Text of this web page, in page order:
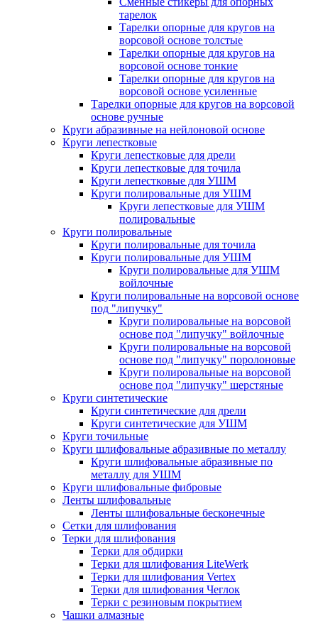
тарелок
Тарелки опорные для кругов на
ворсовой основе толстые
Тарелки опорные для кругов на
ворсовой основе тонкие
Тарелки опорные для кругов на
ворсовой основе усиленные
Тарелки опорные для кругов на ворсовой
основе ручные
Круги абразивные на нейлоновой основе
Круги лепестковые
Круги лепестковые для дрели
Круги лепестковые для точила
Круги лепестковые для УШМ
Круги полировальные для УШМ
Круги лепестковые для УШМ
полировальные
Круги полировальные
Круги полировальные для точила
Круги полировальные для УШМ
Круги полировальные для УШМ
войлочные
Круги полировальные на ворсовой основе
под "липучку"
Круги полировальные на ворсовой
основе под "липучку" войлочные
Круги полировальные на ворсовой
основе под "липучку" поролоновые
Круги полировальные на ворсовой
основе под "липучку" шерстяные
Круги синтетические
Круги синтетические для дрели
Круги синтетические для УШМ
Круги точильные
Круги шлифовальные абразивные по металлу
Круги шлифовальные абразивные по
металлу для УШМ
Круги шлифовальные фибровые
Ленты шлифовальные
Ленты шлифовальные бесконечные
Сетки для шлифования
Терки для шлифования
Терки для обдирки
Терки для шлифования LiteWerk
Терки для шлифования Vertex
Терки для шлифования Чеглок
Терки с резиновым покрытием
Чашки алмазные